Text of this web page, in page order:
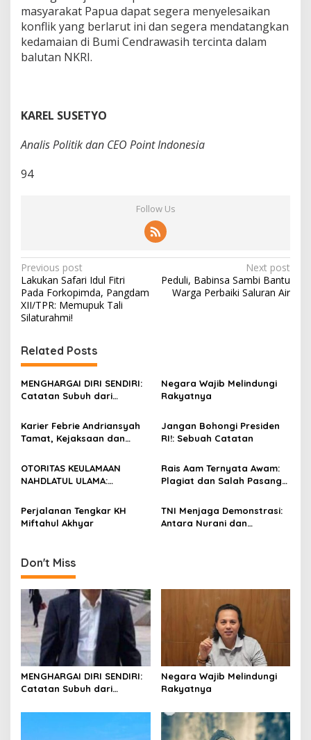
masyarakat Papua dapat segera menyelesaikan
konflik yang berlarut ini dan segera mendatangkan
kedamaian di Bumi Cendrawasih tercinta dalam
balutan NKRI.
KAREL SUSETYO
Analis Politik dan CEO Point Indonesia
94
Follow Us
P
o
s
n
a
v
g
a
t
i
o
n
Previous post
Lakukan Safari Idul Fitri
Pada Forkopimda, Pangdam
XII/TPR: Memupuk Tali
Silaturahmi!
Next post
Peduli, Babinsa Sambi Bantu
Warga Perbaiki Saluran Air
Related Posts
MENGHARGAI DIRI SENDIRI:
Catatan Subuh dari
Jawa
Negara Wajib Melindungi
Rakyatnya
Karier Febrie Andriansyah
Tamat, Kejaksaan dan
Jangan Bohongi Presiden
RI!: Sebuah Catatan
OTORITAS KEULAMAAN
NAHDLATUL ULAMA:
Menjelang Muktamar Ke-35
Rais Aam Ternyata Awam:
Plagiat dan Salah Pasang
Perjalanan Tengkar KH
Miftahul Akhyar
TNI Menjaga Demonstrasi:
Antara Nurani dan
Don't Miss
MENGHARGAI DIRI SENDIRI:
Catatan Subuh dari
Jawa
Negara Wajib Melindungi
Rakyatnya